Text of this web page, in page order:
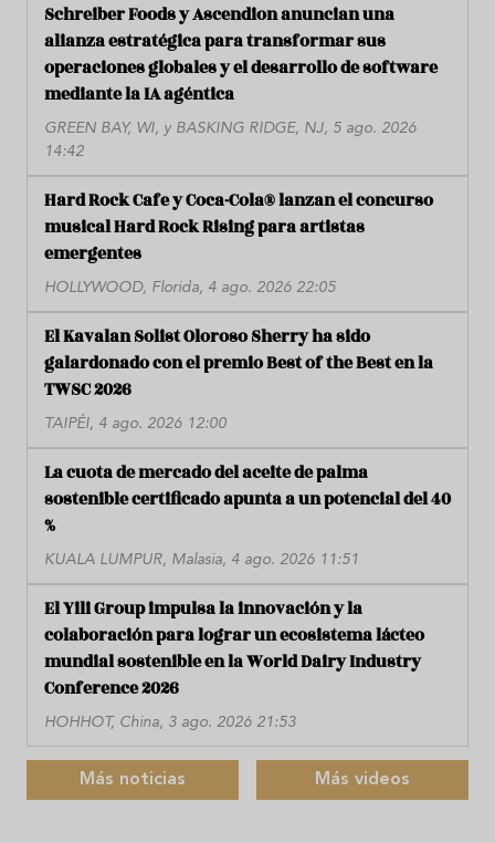
Schreiber Foods y Ascendion anuncian una
alianza estratégica para transformar sus
operaciones globales y el desarrollo de software
mediante la IA agéntica
GREEN BAY, WI, y BASKING RIDGE, NJ, 5 ago. 2026
14:42
Hard Rock Cafe y Coca-Cola® lanzan el concurso
musical Hard Rock Rising para artistas
emergentes
HOLLYWOOD, Florida, 4 ago. 2026 22:05
El Kavalan Solist Oloroso Sherry ha sido
galardonado con el premio Best of the Best en la
TWSC 2026
TAIPÉI, 4 ago. 2026 12:00
La cuota de mercado del aceite de palma
sostenible certificado apunta a un potencial del 40
%
KUALA LUMPUR, Malasia, 4 ago. 2026 11:51
El Yili Group impulsa la innovación y la
colaboración para lograr un ecosistema lácteo
mundial sostenible en la World Dairy Industry
Conference 2026
HOHHOT, China, 3 ago. 2026 21:53
Más noticias Más videos